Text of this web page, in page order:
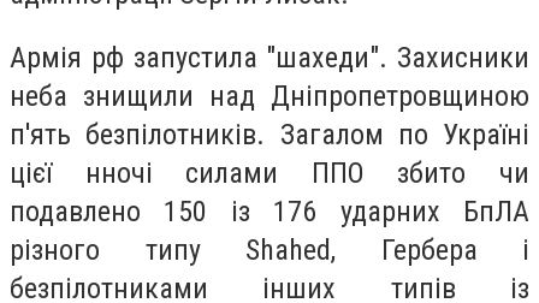
Армія рф запустила "шахеди". Захисники
неба знищили над Дніпропетровщиною
п'ять безпілотників. Загалом по Україні
цієї нночі силами ППО збито чи
подавлено 150 із 176 ударних БпЛА
різного типу Shahed, Гербера і
безпілотниками інших типів із